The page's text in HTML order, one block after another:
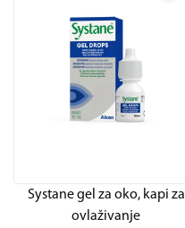
Systane gel za oko, kapi za
ovlaživanje